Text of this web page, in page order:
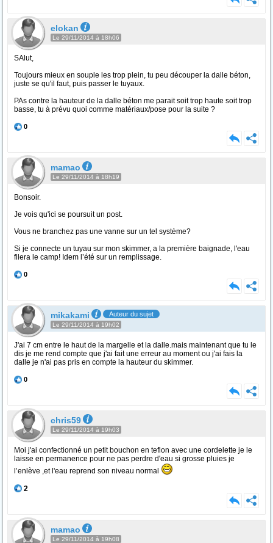
elokan
Le 29/11/2014 à 18h06
SAlut,
Toujours mieux en souple les trop plein, tu peu découper la dalle béton,
juste se qu'il faut, puis passer le tuyaux.
PAs contre la hauteur de la dalle béton me parait soit trop haute soit trop
basse, tu à prévu quoi comme matériaux/pose pour la suite ?
0
mamao
Le 29/11/2014 à 18h19
Bonsoir.
Je vois qu'ici se poursuit un post.
Vous ne branchez pas une vanne sur un tel système?
Si je connecte un tuyau sur mon skimmer, a la première baignade, l'eau
filera le camp! Idem l’été sur un remplissage.
0
mikakami Auteur du sujet
Le 29/11/2014 à 19h02
J'ai 7 cm entre le haut de la margelle et la dalle.mais maintenant que tu le
dis je me rend compte que j'ai fait une erreur au moment ou j'ai fais la
dalle je n'ai pas pris en compte la hauteur du skimmer.
0
chris59
Le 29/11/2014 à 19h03
Moi j'ai confectionné un petit bouchon en teflon avec une cordelette je le
laisse en permanence pour ne pas perdre d'eau si grosse pluies je
l’enlève ,et l'eau reprend son niveau normal
2
mamao
Le 29/11/2014 à 19h08